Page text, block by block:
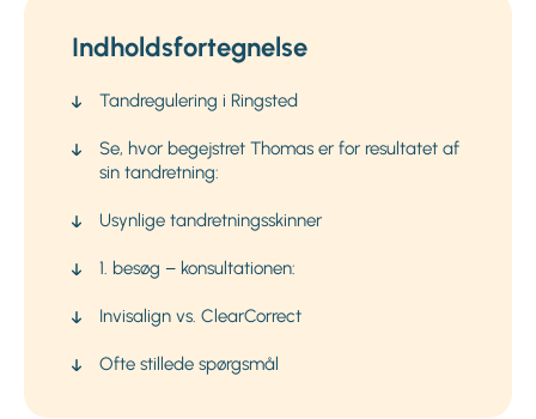
Indholdsfortegnelse
Tandregulering i Ringsted
Se, hvor begejstret Thomas er for resultatet af
sin tandretning:
Usynlige tandretningsskinner
1. besøg – konsultationen:
Invisalign vs. ClearCorrect
Ofte stillede spørgsmål